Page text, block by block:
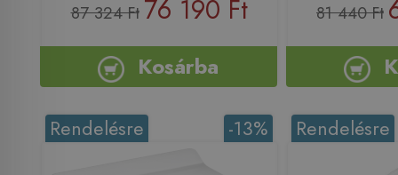
87 324 Ft 76 190 Ft
Kosárba
81 440 Ft
-13%
Rendelésre Rendelésre